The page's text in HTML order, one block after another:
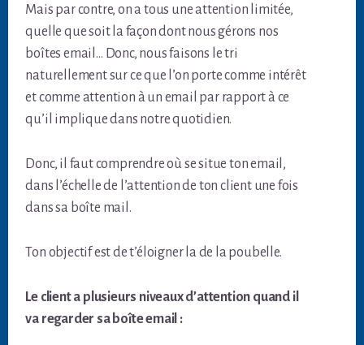
Mais par contre, on a tous une attention limitée,
quelle que soit la façon dont nous gérons nos
boîtes email… Donc, nous faisons le tri
naturellement sur ce que l’on porte comme intérêt
et comme attention à un email par rapport à ce
qu’il implique dans notre quotidien.
Donc, il faut comprendre où se situe ton email,
dans l’échelle de l’attention de ton client une fois
dans sa boîte mail.
Ton objectif est de t’éloigner la de la poubelle.
Le client a plusieurs niveaux d’attention quand il
va regarder sa boîte email :